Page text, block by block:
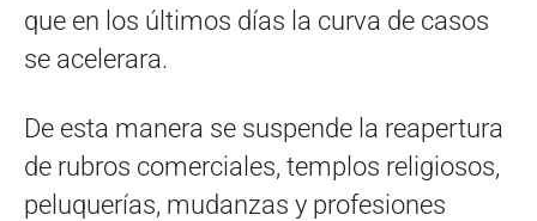
que en los últimos días la curva de casos
se acelerara.
De esta manera se suspende la reapertura
de rubros comerciales, templos religiosos,
peluquerías, mudanzas y profesiones